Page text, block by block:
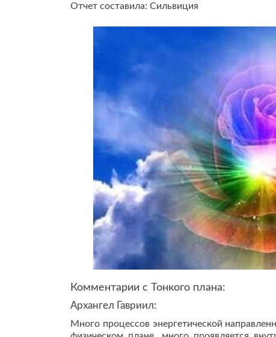
Отчет составила: Сильвиция
Комментарии с Тонкого плана:
Архангел Гавриил:
Много процессов энергетической